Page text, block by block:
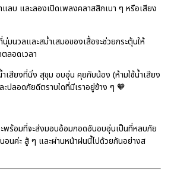
บ และลองเปิดเพลงคลาสสิกเบา ๆ หรือเสียง
นวลและสม่ำเสมอของเสื้อจะช่วยกระตุ้นให้
ลอดเวลา
เสียงที่นิ่ง สุขุม อบอุ่น คุยกับน้อง (ห้ามใช้น้ำเสียง
ปลอดภัยดีตราบใดที่มีเราอยู่ข้าง ๆ 🧡
พร้อมที่จะส่งมอบอ้อมกอดอันอบอุ่นเป็นที่หลบภัย
อนค่ะ สู้ ๆ และผ่านหน้าฝนนี้ไปด้วยกันอย่างส